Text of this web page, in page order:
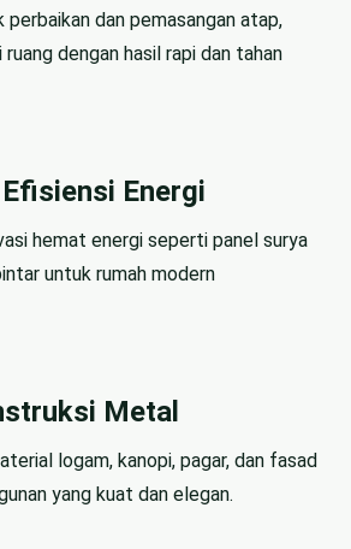
dan pemasangan atap,
dengan hasil rapi dan tahan
Energi
hemat energi seperti panel surya
untuk rumah modern
Metal
logam, kanopi, pagar, dan fasad
yang kuat dan elegan.